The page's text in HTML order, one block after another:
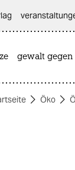
gewalt gegen
Öko